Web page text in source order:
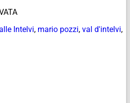
Intelvi, mario pozzi, val d'intelvi,